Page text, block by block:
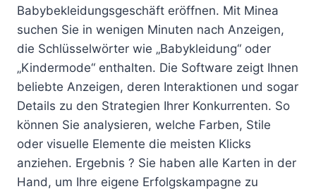
Babybekleidungsgeschäft eröffnen. Mit Minea
suchen Sie in wenigen Minuten nach Anzeigen,
die Schlüsselwörter wie „Babykleidung“ oder
„Kindermode“ enthalten. Die Software zeigt Ihnen
beliebte Anzeigen, deren Interaktionen und sogar
Details zu den Strategien Ihrer Konkurrenten. So
können Sie analysieren, welche Farben, Stile
oder visuelle Elemente die meisten Klicks
anziehen. Ergebnis ? Sie haben alle Karten in der
Hand, um Ihre eigene Erfolgskampagne zu